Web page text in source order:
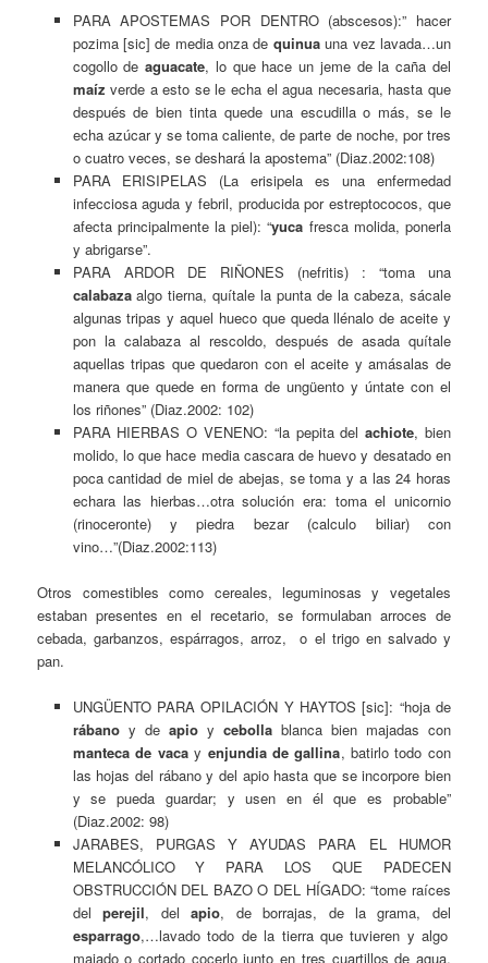
PARA APOSTEMAS POR DENTRO (abscesos):” hacer
pozima [sic] de media onza de quinuauna vez lavada…un
cogollo deaguacate, lo que hace un jeme de la caña del
maíz verde a esto se le echa el agua necesaria, hasta que
después de bien tinta quede una escudilla o más, se le
echa azúcar y se toma caliente, de parte de noche, por tres
o cuatro veces, se deshará la apostema” (Diaz.2002:108)
PARA ERISIPELAS (La erisipela es una enfermedad
infecciosa aguda y febril, producida por estreptococos, que
afecta principalmente la piel): “yuca fresca molida, ponerla
y abrigarse”.
PARA ARDOR DE RIÑONES (nefritis) : “toma una
calabazaalgo tierna, quítale la punta de la cabeza, sácale
algunas tripas y aquel hueco que queda llénalo de aceite y
pon la calabaza al rescoldo, después de asada quítale
aquellas tripas que quedaron con el aceite y amásalas de
manera que quede en forma de ungüento y úntate con el
los riñones” (Diaz.2002: 102)
PARA HIERBAS O VENENO: “la pepita delachiote, bien
molido, lo que hace media cascara de huevo y desatado en
poca cantidad de miel de abejas, se toma y a las 24 horas
echara las hierbas…otra solución era: toma el unicornio
(rinoceronte) y piedra bezar (calculo biliar) con
vino…”(Diaz.2002:113)
Otros comestibles como cereales, leguminosas y vegetales
estaban presentes en el recetario, se formulaban arroces de
cebada, garbanzos, espárragos, arroz, o el trigo en salvado y
pan.
UNGÜENTO PARA OPILACIÓN Y HAYTOS [sic]: “hoja de
rábano y de apioy cebolla blanca bien majadas con
manteca de vacay enjundia de gallina, batirlo todo con
las hojas del rábano y del apio hasta que se incorpore bien
y se pueda guardar; y usen en él que es probable”
(Diaz.2002: 98)
JARABES, PURGAS Y AYUDAS PARA EL HUMOR
MELANCÓLICO Y PARA LOS QUE PADECEN
OBSTRUCCIÓN DEL BAZO O DEL HÍGADO: “tome raíces
delperejil, delapio, de borrajas, de la grama, del
esparrago,…lavado todo de la tierra que tuvieren y algo
majado o cortado cocerlo junto en tres cuartillos de agua,